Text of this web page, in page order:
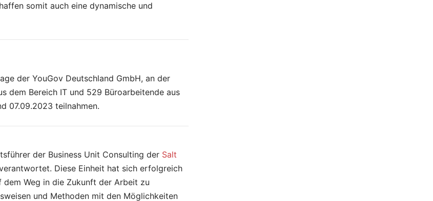
somit auch eine dynamische und
der YouGov Deutschland GmbH, an der
dem Bereich IT und 529 Büroarbeitende aus
07.09.2023 teilnahmen.
der Business Unit Consulting der Salt
Diese Einheit hat sich erfolgreich
Weg in die Zukunft der Arbeit zu
und Methoden mit den Möglichkeiten